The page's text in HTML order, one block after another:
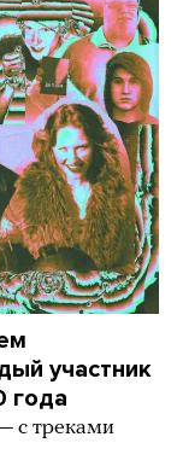
участник
года
с треками